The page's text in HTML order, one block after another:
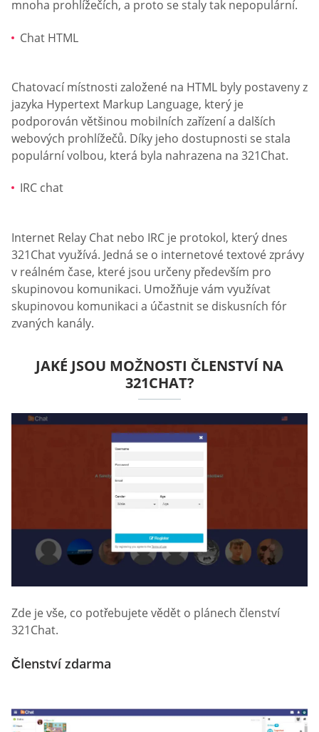
mnoha prohlížečích, a proto se staly tak nepopulární.
Chat HTML
Chatovací místnosti založené na HTML byly postaveny z
jazyka Hypertext Markup Language, který je
podporován většinou mobilních zařízení a dalších
webových prohlížečů. Díky jeho dostupnosti se stala
populární volbou, která byla nahrazena na 321Chat.
IRC chat
Internet Relay Chat nebo IRC je protokol, který dnes
321Chat využívá. Jedná se o internetové textové zprávy
v reálném čase, které jsou určeny především pro
skupinovou komunikaci. Umožňuje vám využívat
skupinovou komunikaci a účastnit se diskusních fór
zvaných kanály.
JAKÉ JSOU MOŽNOSTI ČLENSTVÍ NA
321CHAT?
Zde je vše, co potřebujete vědět o plánech členství
321Chat.
Členství zdarma